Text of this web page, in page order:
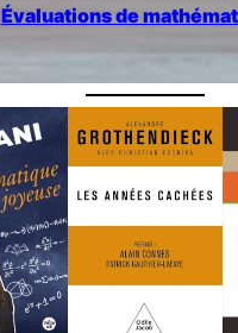
Évaluations de